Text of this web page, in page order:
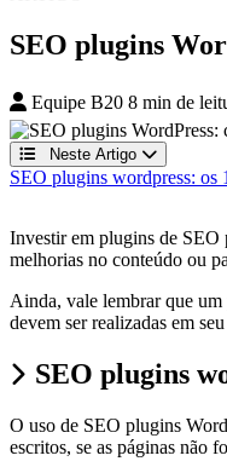
SEO plugins
Equipe B20 8 min de
Neste Artigo
SEO plugins wordpress: os
Investir em plugins de SEO
melhorias no conteúdo ou
Ainda, vale lembrar que um
devem ser realizadas em
SEO plugins
O uso de SEO plugins
escritos, se as páginas não